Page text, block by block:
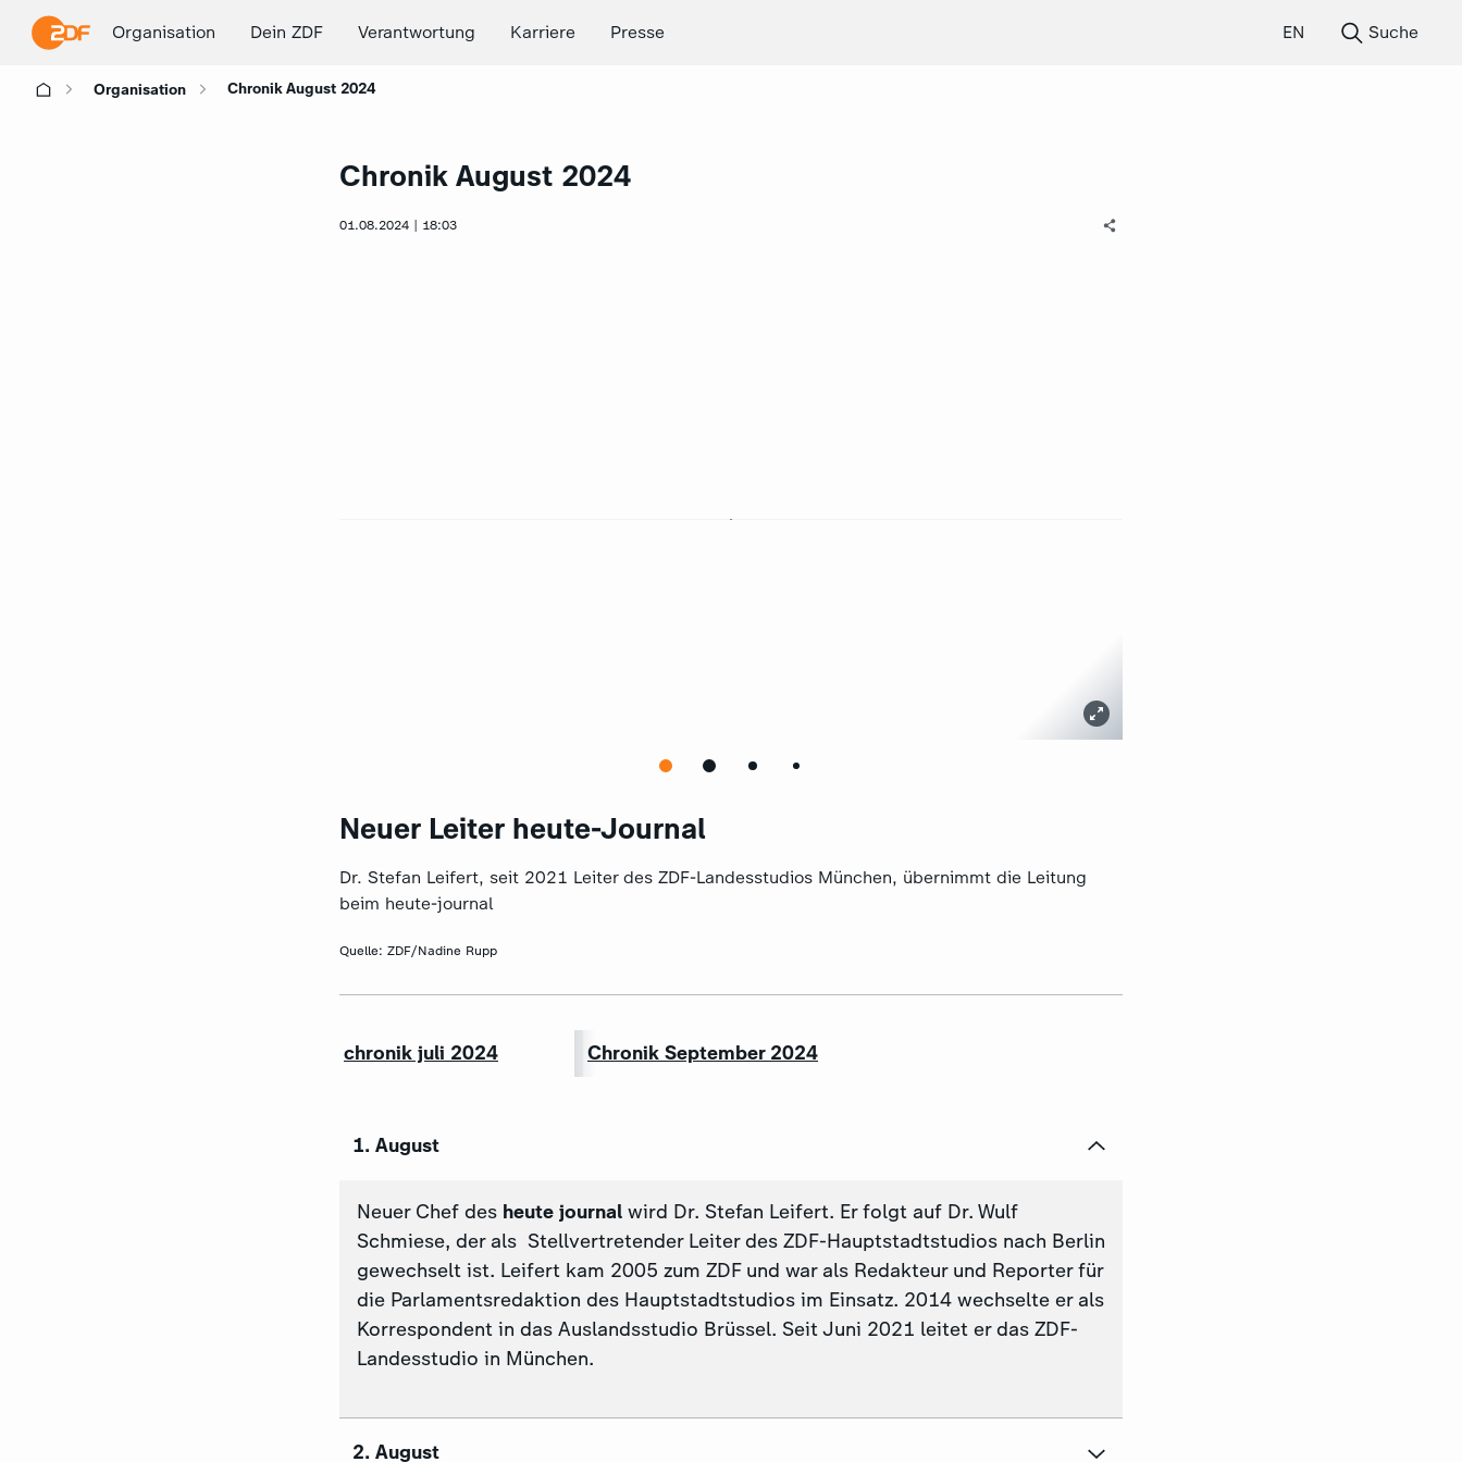
Organisation Dein ZDF Verantwortung Karriere Presse EN Suche
Organisation Chronik August 2024
Chronik August 2024
01.08.2024 | 18:03
Neuer Leiter heute-Journal
Dr. Stefan Leifert, seit 2021 Leiter des ZDF-Landesstudios München, übernimmt die Leitung
beim heute-journal
Quelle: ZDF/Nadine Rupp
chronik juli 2024 Chronik September 2024
1. August
Neuer Chef des heute journal wird Dr. Stefan Leifert. Er folgt auf Dr. Wulf
Schmiese, der als Stellvertretender Leiter des ZDF-Hauptstadtstudios nach Berlin
gewechselt ist. Leifert kam 2005 zum ZDF und war als Redakteur und Reporter für
die Parlamentsredaktion des Hauptstadtstudios im Einsatz. 2014 wechselte er als
Korrespondent in das Auslandsstudio Brüssel. Seit Juni 2021 leitet er das ZDF-
Landesstudio in München.
2. August